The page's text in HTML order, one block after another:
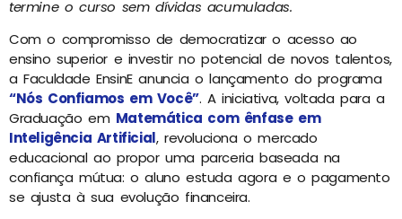
termine o curso sem dívidas acumuladas.
Com o compromisso de democratizar o acesso ao
ensino superior e investir no potencial de novos talentos,
a Faculdade EnsinE anuncia o lançamento do programa
“Nós Confiamos em Você”. A iniciativa, voltada para a
Graduação em Matemática com ênfase em
Inteligência Artificial, revoluciona o mercado
educacional ao propor uma parceria baseada na
confiança mútua: o aluno estuda agora e o pagamento
se ajusta à sua evolução financeira.